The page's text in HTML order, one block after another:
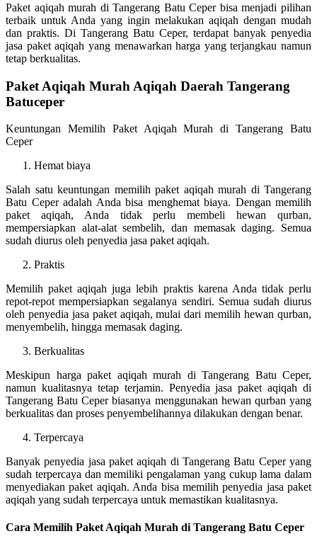
Paket aqiqah murah di Tangerang Batu Ceper bisa menjadi pilihan
terbaik untuk Anda yang ingin melakukan aqiqah dengan mudah
dan praktis. Di Tangerang Batu Ceper, terdapat banyak penyedia
jasa paket aqiqah yang menawarkan harga yang terjangkau namun
tetap berkualitas.
Paket Aqiqah Murah Aqiqah Daerah Tangerang
Batuceper
Keuntungan Memilih Paket Aqiqah Murah di Tangerang Batu
Ceper
Hemat biaya
Salah satu keuntungan memilih paket aqiqah murah di Tangerang
Batu Ceper adalah Anda bisa menghemat biaya. Dengan memilih
paket aqiqah, Anda tidak perlu membeli hewan qurban,
mempersiapkan alat-alat sembelih, dan memasak daging. Semua
sudah diurus oleh penyedia jasa paket aqiqah.
Praktis
Memilih paket aqiqah juga lebih praktis karena Anda tidak perlu
repot-repot mempersiapkan segalanya sendiri. Semua sudah diurus
oleh penyedia jasa paket aqiqah, mulai dari memilih hewan qurban,
menyembelih, hingga memasak daging.
Berkualitas
Meskipun harga paket aqiqah murah di Tangerang Batu Ceper,
namun kualitasnya tetap terjamin. Penyedia jasa paket aqiqah di
Tangerang Batu Ceper biasanya menggunakan hewan qurban yang
berkualitas dan proses penyembelihannya dilakukan dengan benar.
Terpercaya
Banyak penyedia jasa paket aqiqah di Tangerang Batu Ceper yang
sudah terpercaya dan memiliki pengalaman yang cukup lama dalam
menyediakan paket aqiqah. Anda bisa memilih penyedia jasa paket
aqiqah yang sudah terpercaya untuk memastikan kualitasnya.
Cara Memilih Paket Aqiqah Murah di Tangerang Batu Ceper